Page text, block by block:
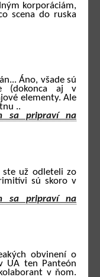
korporáciám,
scena do ruska
Áno, všade sú
(dokonca aj v
elementy. Ale
..
sa pripraví na
ste už odleteli zo
sú skoro v
sa pripraví na
obvinení o
UA ten Panteón
v ňom.